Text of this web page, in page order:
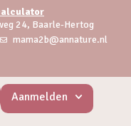
24, Baarle-Hertog
mama2b@annature.nl
Aanmelden